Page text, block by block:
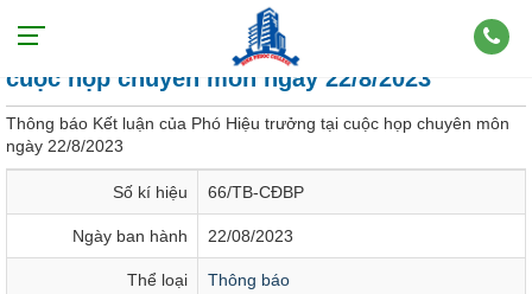
Thông báo Kết luận của Phó Hiệu trưởng tại
cuộc họp chuyên môn ngày 22/8/2023
Thông báo Kết luận của Phó Hiệu trưởng tại cuộc họp chuyên môn
ngày 22/8/2023
Số kí hiệu 66/TB-CĐBP
Ngày ban hành 22/08/2023
Thể loại Thông báo